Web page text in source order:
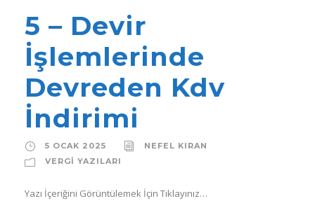
5 – Devir
İşlemlerinde
Devreden Kdv
İndirimi
5 OCAK 2025
NEFEL KIRAN
VERGI YAZILARI
Yazı İçeriğini Görüntülemek İçin Tıklayınız…